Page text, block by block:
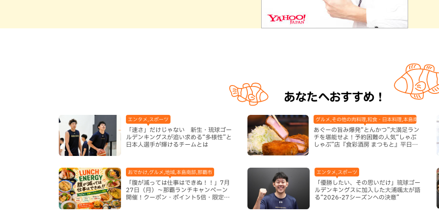
あなたへおすすめ！
エンタメ,スポーツ
「速さ」だけじゃない 新生・琉球ゴー
ルデンキングスが追い求める“多様性”と
日本人選手が輝けるチームとは
グルメ,その他の肉料理,和食・日本料理,本島南部,那覇市
あぐーの旨み爆発“とんかつ”大満足ラン
チを堪能せよ！予約困難の人気“しゃぶ
しゃぶ”店『食彩酒房 まつもと』平日限
おでかけ,グルメ,地域,本島南部,那覇市
「腹が減っては仕事はできぬ！！」7月
27日（月）〜那覇ランチキャンペーン
開催！クーポン・ポイント5倍・限定グ
エンタメ,スポーツ
「優勝したい、その思いだけ」琉球ゴー
ルデンキングスに加入した大浦颯太が語
る“2026-27シーズンへの決意”